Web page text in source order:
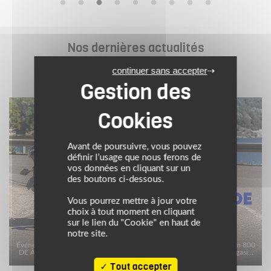
Nos dernières actualités
GAGNEZ UNE SUZUKI V-STROM 800 DE
Événement 20 Ans — Maxxess La Rochelle Gagnez uneSuzuki V-Strom 800
DE À l’occasion du 20ᵉ anniversaire de MAXXESS La Rochelle, le magasin
vous offre la possibilité de tenter de…
Avant de poursuivre, vous pouvez
définir l’usage que nous ferons de
vos données en cliquant sur un
des boutons ci-dessous.
Vous pourrez mettre à jour votre
choix à tout moment en cliquant
sur le lien du "Cookie" en haut de
notre site.
Tout accepter
continuer sans accepter